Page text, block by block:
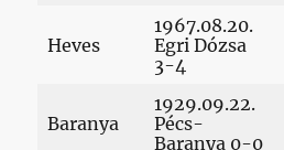
Heves
1967.08.20.
Egri Dózsa
3-4
Baranya
1929.09.22.
Pécs-
Baranya 0-0